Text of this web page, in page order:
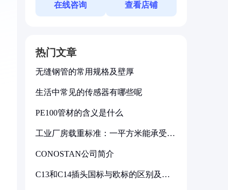
在线咨询 查看店铺
热门文章
无缝钢管的常用规格及壁厚
生活中常见的传感器有哪些呢
PE100管材的含义是什么
工业厂房载重标准：一平方米能承受多
CONOSTAN公司简介
C13和C14插头国标与欧标的区别及其